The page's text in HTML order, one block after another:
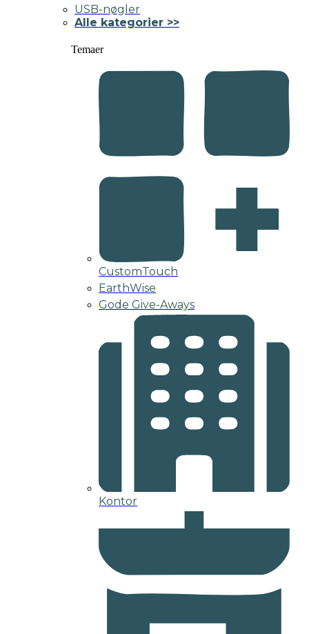
USB-nøgler
Alle kategorier >>
Temaer
CustomTouch
EarthWise
Gode Give-Aways
Kontor